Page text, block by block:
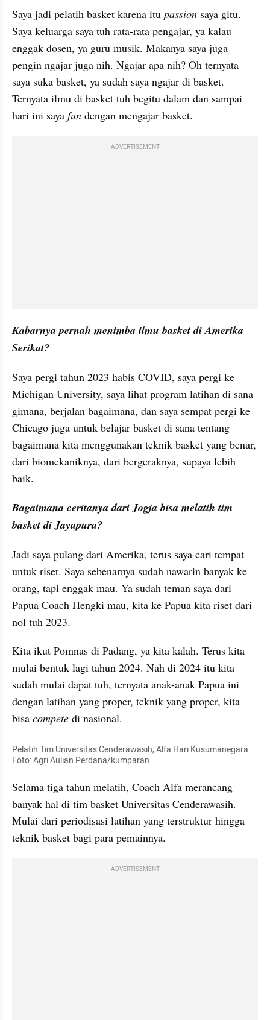
Saya jadi pelatih basket karena itu passion saya gitu.
Saya keluarga saya tuh rata-rata pengajar, ya kalau
enggak dosen, ya guru musik. Makanya saya juga
pengin ngajar juga nih. Ngajar apa nih? Oh ternyata
saya suka basket, ya sudah saya ngajar di basket.
Ternyata ilmu di basket tuh begitu dalam dan sampai
hari ini saya fun dengan mengajar basket.
ADVERTISEMENT
Kabarnya pernah menimba ilmu basket di Amerika
Serikat?
Saya pergi tahun 2023 habis COVID, saya pergi ke
Michigan University, saya lihat program latihan di sana
gimana, berjalan bagaimana, dan saya sempat pergi ke
Chicago juga untuk belajar basket di sana tentang
bagaimana kita menggunakan teknik basket yang benar,
dari biomekaniknya, dari bergeraknya, supaya lebih
baik.
Bagaimana ceritanya dari Jogja bisa melatih tim
basket di Jayapura?
Jadi saya pulang dari Amerika, terus saya cari tempat
untuk riset. Saya sebenarnya sudah nawarin banyak ke
orang, tapi enggak mau. Ya sudah teman saya dari
Papua Coach Hengki mau, kita ke Papua kita riset dari
nol tuh 2023.
Kita ikut Pomnas di Padang, ya kita kalah. Terus kita
mulai bentuk lagi tahun 2024. Nah di 2024 itu kita
sudah mulai dapat tuh, ternyata anak-anak Papua ini
dengan latihan yang proper, teknik yang proper, kita
bisa compete di nasional.
Pelatih Tim Universitas Cenderawasih, Alfa Hari Kusumanegara.
Foto: Agri Aulian Perdana/kumparan
Selama tiga tahun melatih, Coach Alfa merancang
banyak hal di tim basket Universitas Cenderawasih.
Mulai dari periodisasi latihan yang terstruktur hingga
teknik basket bagi para pemainnya.
ADVERTISEMENT